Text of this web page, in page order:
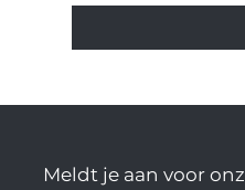
Meldt je aan voor